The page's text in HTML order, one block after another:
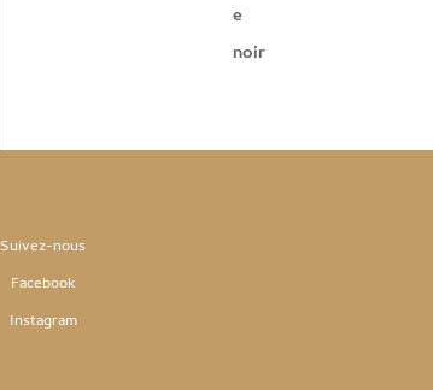
Suivez-nous
Facebook
Instagram